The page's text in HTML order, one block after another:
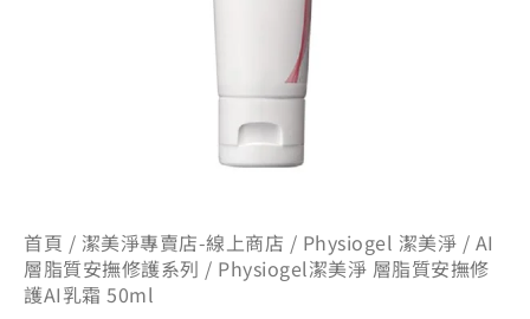
首頁 / 潔美淨專賣店-線上商店 / Physiogel 潔美淨 / AI
層脂質安撫修護系列 / Physiogel潔美淨 層脂質安撫修
護AI乳霜 50ml
NT$ 670。NT$ 536。